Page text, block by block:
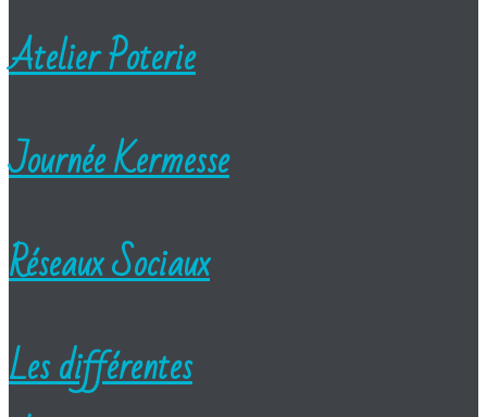
Atelier Poterie
Journée Kermesse
Réseaux Sociaux
Les différentes